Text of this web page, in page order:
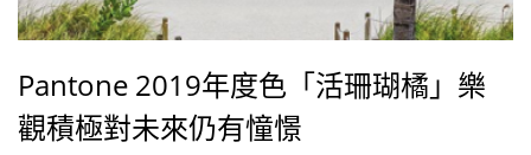
Pantone 2019年度色「活珊瑚橘」樂
觀積極對未來仍有憧憬